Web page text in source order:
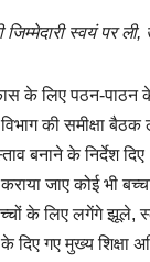
स्वयं पर
के लिए पठन-
की समीक्षा
बनाने के निर्देश
जाए कोई भी
के लिए लगेंगे झूले,
गए मुख्य शिक्षा